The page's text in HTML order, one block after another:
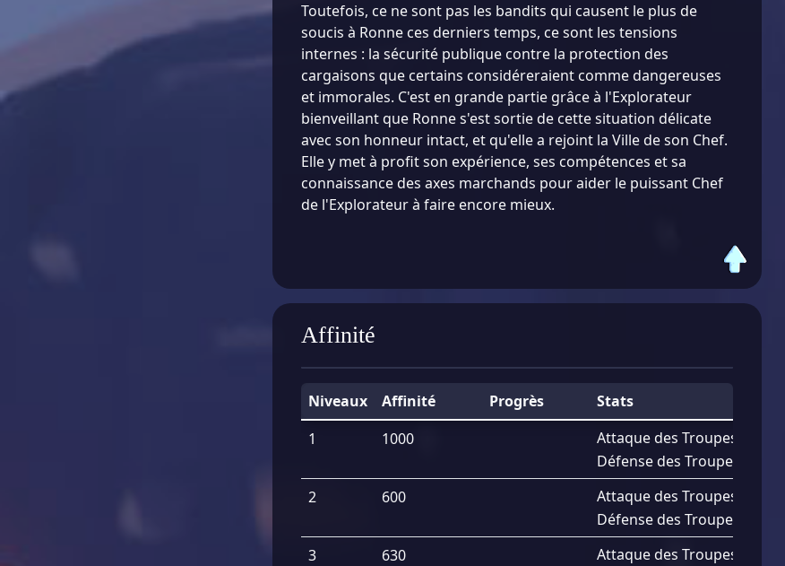
Toutefois, ce ne sont pas les bandits qui causent le plus de
soucis à Ronne ces derniers temps, ce sont les tensions
internes : la sécurité publique contre la protection des
cargaisons que certains considéreraient comme dangereuses
et immorales. C'est en grande partie grâce à l'Explorateur
bienveillant que Ronne s'est sortie de cette situation délicate
avec son honneur intact, et qu'elle a rejoint la Ville de son Chef.
Elle y met à profit son expérience, ses compétences et sa
connaissance des axes marchands pour aider le puissant Chef
de l'Explorateur à faire encore mieux.
Affinité
Niveaux Affinité Progrès
Stats
1
1000 Attaque des Troupes
Défense des Troupes
2
600 Attaque des Troupes
Défense des Troupes
3
630 Attaque des Troupes